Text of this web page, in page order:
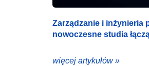
Zarządzanie i inżynieria
nowoczesne studia
więcej artykułów »